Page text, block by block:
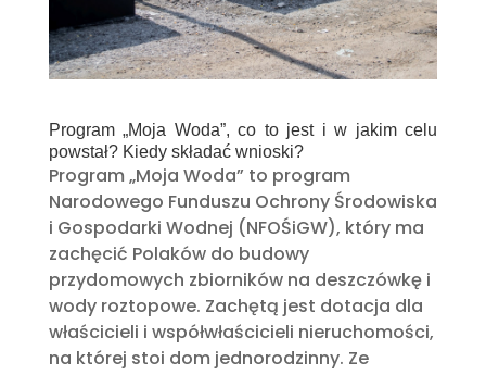
Program „Moja Woda”, co to jest i w jakim celu
powstał? Kiedy składać wnioski?
Program „Moja Woda” to program
Narodowego Funduszu Ochrony Środowiska
i Gospodarki Wodnej (NFOŚiGW), który ma
zachęcić Polaków do budowy
przydomowych zbiorników na deszczówkę i
wody roztopowe. Zachętą jest dotacja dla
właścicieli i współwłaścicieli nieruchomości,
na której stoi dom jednorodzinny. Ze